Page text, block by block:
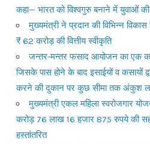
कहा— भारत को विश्वगुरु बनाने में युवाओं
मुख्यमंत्री ने प्रदान की विभिन्न विकास
₹ 62 करोड़ की वित्तीय स्वीकृति
जन्तर-मन्तर फसाद आयोजन का एक
जिसके पास होने के बाद इसाईयों व कसायों
करने की दुकान पर कुछ सीमा तक अंकुश
मुख्यमंत्री एकल महिला स्वरोजगार
करोड़ 76 लाख 16 हजार 875 रुपये की
हस्तांतरित